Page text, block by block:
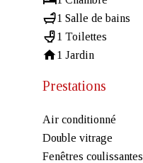
1 Salle de bains
1 Toilettes
1 Jardin
Prestations
Air conditionné
Double vitrage
Fenêtres coulissantes